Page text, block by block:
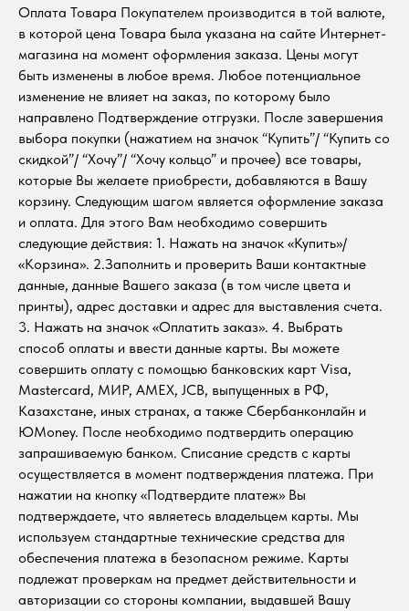
Оплата Товара Покупателем производится в той валюте,
в которой цена Товара была указана на сайте Интернет-
магазина на момент оформления заказа. Цены могут
быть изменены в любое время. Любое потенциальное
изменение не влияет на заказ, по которому было
направлено Подтверждение отгрузки. После завершения
выбора покупки (нажатием на значок “Купить”/ “Купить со
скидкой”/ “Хочу”/ “Хочу кольцо” и прочее) все товары,
которые Вы желаете приобрести, добавляются в Вашу
корзину. Следующим шагом является оформление заказа
и оплата. Для этого Вам необходимо совершить
следующие действия: 1. Нажать на значок «Купить»/
«Корзина». 2.Заполнить и проверить Ваши контактные
данные, данные Вашего заказа (в том числе цвета и
принты), адрес доставки и адрес для выставления счета.
3. Нажать на значок «Оплатить заказ». 4. Выбрать
способ оплаты и ввести данные карты. Вы можете
совершить оплату с помощью банковских карт Visa,
Mastercard, МИР, AMEX, JCB, выпущенных в РФ,
Казахстане, иных странах, а также Сбербанконлайн и
ЮMoney. После необходимо подтвердить операцию
запрашиваемую банком. Списание средств с карты
осуществляется в момент подтверждения платежа. При
нажатии на кнопку «Подтвердите платеж» Вы
подтверждаете, что являетесь владельцем карты. Мы
используем стандартные технические средства для
обеспечения платежа в безопасном режиме. Карты
подлежат проверкам на предмет действительности и
авторизации со стороны компании, выдавшей Вашу